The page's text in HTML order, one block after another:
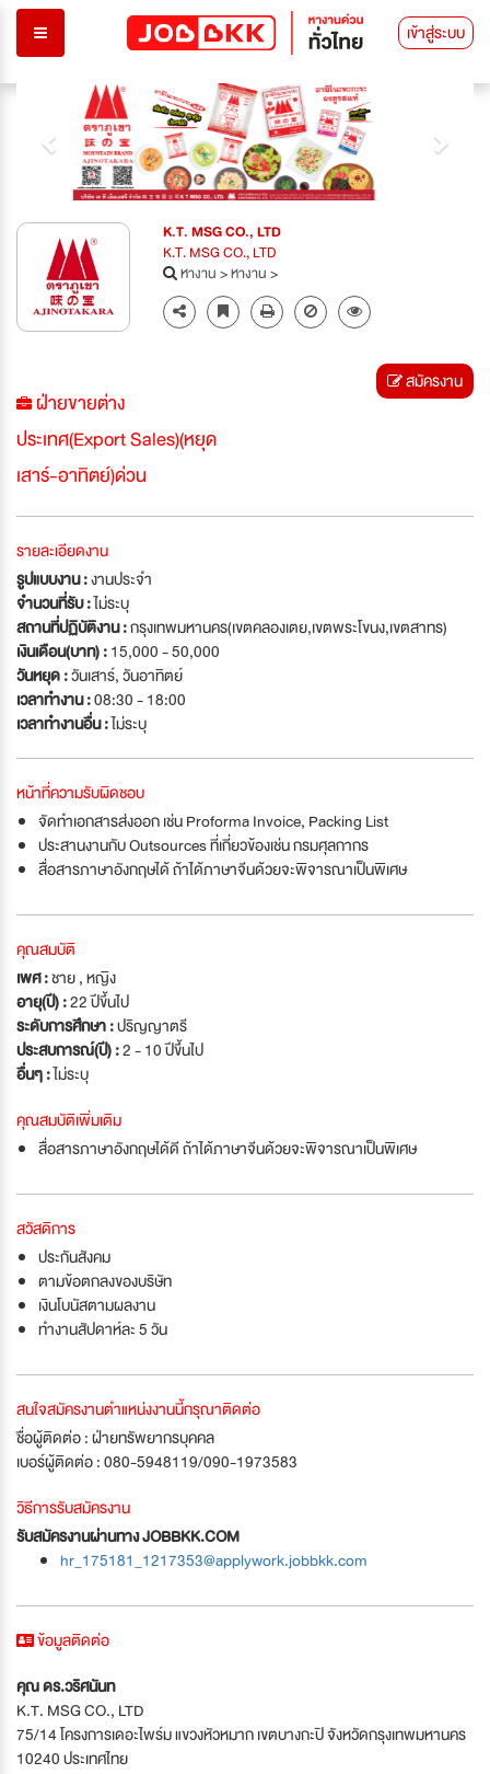
เข้าสู่ระบบ
Previous
K.T. MSG CO., LTD
K.T. MSG CO., LTD
หางาน>หางาน>
ฝ่ายขายต่าง
ประเทศ(Export Sales)(หยุด
เสาร์-อาทิตย์)ด่วน
สมัครงาน
รายละเอียดงาน
รูปแบบงาน :งานประจำ
จำนวนที่รับ :ไม่ระบุ
สถานที่ปฏิบัติงาน :กรุงเทพมหานคร(เขตคลองเตย,เขตพระโขนง,เขตสาทร)
เงินเดือน(บาท) :15,000 - 50,000
วันหยุด :วันเสาร์,วันอาทิตย์
เวลาทำงาน :08:30 - 18:00
เวลาทำงานอื่น :ไม่ระบุ
หน้าที่ความรับผิดชอบ
จัดทำเอกสารส่งออก เช่น Proforma Invoice, Packing List
ประสานงานกับ Outsources ที่เกี่ยวข้องเช่น กรมศุลกากร
สื่อสารภาษาอังกฤษได้ ถ้าได้ภาษาจีนด้วยจะพิจารณาเป็นพิเศษ
คุณสมบัติ
เพศ :ชาย , หญิง
อายุ(ปี) :22 ปีขึ้นไป
ระดับการศึกษา :ปริญญาตรี
ประสบการณ์(ปี) :2 - 10 ปีขึ้นไป
อื่นๆ :ไม่ระบุ
คุณสมบัติเพิ่มเติม
สื่อสารภาษาอังกฤษได้ดี ถ้าได้ภาษาจีนด้วยจะพิจารณาเป็นพิเศษ
สวัสดิการ
ประกันสังคม
ตามข้อตกลงของบริษัท
เงินโบนัสตามผลงาน
ทำงานสัปดาห์ละ 5 วัน
สนใจสมัครงานตำแหน่งงานนี้กรุณาติดต่อ
ชื่อผู้ติดต่อ : ฝ่ายทรัพยากรบุคคล
เบอร์ผู้ติดต่อ : 080-5948119/090-1973583
วิธีการรับสมัครงาน
รับสมัครงานผ่านทาง JOBBKK.COM
hr_175181_1217353@applywork.jobbkk.com
ข้อมูลติดต่อ
คุณ ดร.วริศนันท
K.T. MSG CO., LTD
75/14 โครงการเดอะไพร์ม แขวงหัวหมาก เขตบางกะปิ จังหวัดกรุงเทพมหานคร
10240 ประเทศไทย